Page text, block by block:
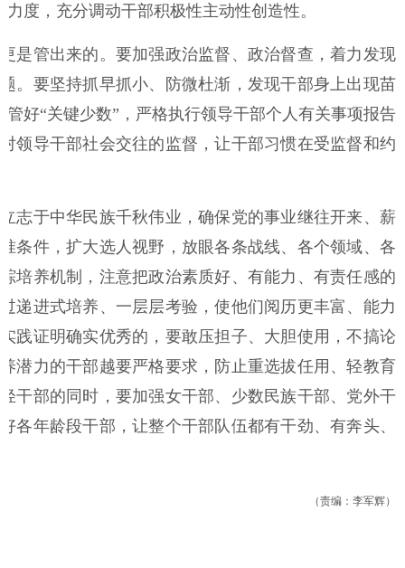
度，充分调动干部积极性主动性创造性。
管出来的。要加强政治监督、政治督查，着力发现
。要坚持抓早抓小、防微杜渐，发现干部身上出现苗
好“关键少数”，严格执行领导干部个人有关事项报告
领导干部社会交往的监督，让干部习惯在受监督和约
于中华民族千秋伟业，确保党的事业继往开来、薪
条件，扩大选人视野，放眼各条战线、各个领域、各
培养机制，注意把政治素质好、有能力、有责任感的
递进式培养、一层层考验，使他们阅历更丰富、能力
践证明确实优秀的，要敢压担子、大胆使用，不搞论
潜力的干部越要严格要求，防止重选拔任用、轻教育
干部的同时，要加强女干部、少数民族干部、党外干
年龄段干部，让整个干部队伍都有干劲、有奔头、
（责编：李军辉）